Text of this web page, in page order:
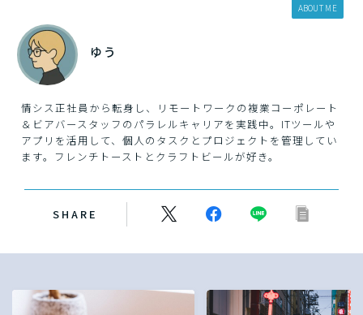
ABOUT ME
ゆう
情シス正社員から転身し、リモートワークの複業コーポレート
＆ビアバースタッフのパラレルキャリアを実践中。ITツールや
アプリを活用して、個人のタスクとプロジェクトを管理してい
ます。フレンチトーストとクラフトビールが好き。
SHARE